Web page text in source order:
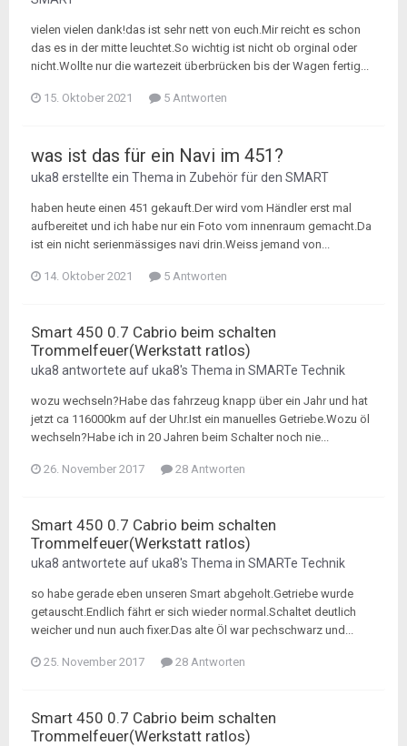
vielen vielen dank!das ist sehr nett von euch.Mir reicht es schon
das es in der mitte leuchtet.So wichtig ist nicht ob orginal oder
nicht.Wollte nur die wartezeit überbrücken bis der Wagen fertig...
15. Oktober 2021 5 Antworten
was ist das für ein Navi im 451?
uka8 erstellte ein Thema in Zubehör für den SMART
haben heute einen 451 gekauft.Der wird vom Händler erst mal
aufbereitet und ich habe nur ein Foto vom innenraum gemacht.Da
ist ein nicht serienmässiges navi drin.Weiss jemand von...
14. Oktober 2021 5 Antworten
Smart 450 0.7 Cabrio beim schalten
Trommelfeuer(Werkstatt ratlos)
uka8 antwortete aufuka8's Thema in SMARTe Technik
wozu wechseln?Habe das fahrzeug knapp über ein Jahr und hat
jetzt ca 116000km auf der Uhr.Ist ein manuelles Getriebe.Wozu öl
wechseln?Habe ich in 20 Jahren beim Schalter noch nie...
26. November 2017 28 Antworten
Smart 450 0.7 Cabrio beim schalten
Trommelfeuer(Werkstatt ratlos)
uka8 antwortete aufuka8's Thema in SMARTe Technik
so habe gerade eben unseren Smart abgeholt.Getriebe wurde
getauscht.Endlich fährt er sich wieder normal.Schaltet deutlich
weicher und nun auch fixer.Das alte Öl war pechschwarz und...
25. November 2017 28 Antworten
Smart 450 0.7 Cabrio beim schalten
Trommelfeuer(Werkstatt ratlos)